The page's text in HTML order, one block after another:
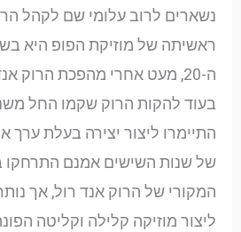
נשארים לרוב עלומי שם לקהל
ה-20, מעט אחרי מהפכת הרוק
בעוד להקות הרוק שקמו החל
התיימרו ליצור יצירה בעלת ערך
של שנות השישים אמנם התרחקו
המקורי של הרוק אנד רול, אך
ליצור מוזיקה קלילה וקליטה